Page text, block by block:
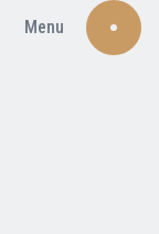
Menu